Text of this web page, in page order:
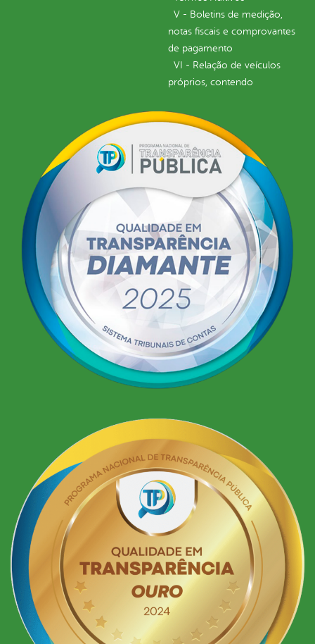
V - Boletins de medição,
notas fiscais e comprovantes
de pagamento
VI - Relação de veículos
próprios, contendo